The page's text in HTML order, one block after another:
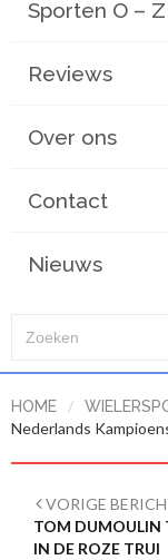
Sporten O – Z
Reviews
Over ons
Contact
Nieuws
HOME /
Nederlands
VORIGE
TOM DUMOULIN
IN DE ROZE TRUI